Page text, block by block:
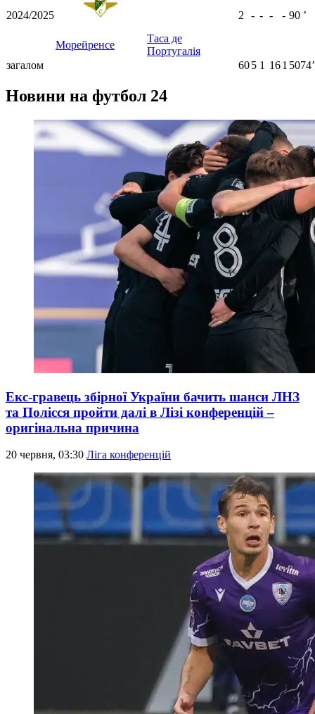
2024/2025
Морейренсе
Таса де
Португалія
2 - - - - 90 ʼ
загалом 605 1 161 5074ʼ
Новини на футбол 24
Екс-гравець збірної України бачить шанси ЛНЗ
та Полісся пройти далі в Лізі конференцій –
оригінальна причина
20 червня, 03:30 Ліга конференцій